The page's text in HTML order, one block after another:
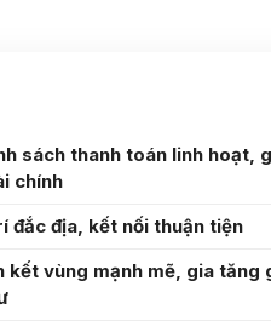
sách thanh toán linh hoạt,
chính
đắc địa, kết nối thuận tiện
kết vùng mạnh mẽ, gia tăng